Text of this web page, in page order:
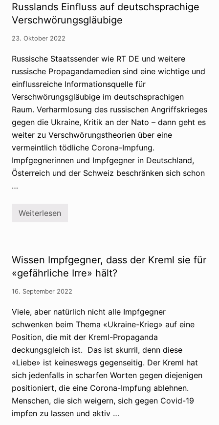
z
n
d
e
u
t
i
m
m
u
n
f
ü
r
p
r
o
r
u
s
h
c
h
w
r
n
g
s
t
h
e
o
r
e
n
Russlands Einfluss auf deutschsprachige
Verschwörungsgläubige
23. Oktober 2022
Russische Staatssender wie RT DE und weitere
russische Propagandamedien sind eine wichtige und
einflussreiche Informationsquelle für
Verschwörungsgläubige im deutschsprachigen
Raum. Verharmlosung des russischen Angriffskrieges
gegen die Ukraine, Kritik an der Nato – dann geht es
weiter zu Verschwörungstheorien über eine
vermeintlich tödliche Corona-Impfung.
Impfgegnerinnen und Impfgegner in Deutschland,
Österreich und der Schweiz beschränken sich schon
…
R
n
d
s
i
f
l
u
s
s
a
u
f
d
e
u
s
c
h
Weiterlesen
Wissen Impfgegner, dass der Kreml sie für
«gefährliche Irre» hält?
16. September 2022
Viele, aber natürlich nicht alle Impfgegner
schwenken beim Thema «Ukraine-Krieg» auf eine
Position, die mit der Kreml-Propaganda
deckungsgleich ist. Das ist skurril, denn diese
«Liebe» ist keineswegs gegenseitig. Der Kreml hat
sich jedenfalls in scharfen Worten gegen diejenigen
positioniert, die eine Corona-Impfung ablehnen.
Menschen, die sich weigern, sich gegen Covid-19
impfen zu lassen und aktiv …